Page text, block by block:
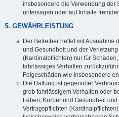
insbesondere die Verwendung der
untersagen oder auf Inhalte
5. GEWÄHRLEISTUNG
Der Betreiber haftet mit Ausnahme
und Gesundheit und der
(Kardinalpflichten) nur für
fahrlässiges Verhalten
Folgeschäden wie insbesondere
Die Haftung ist gegenüber
grob fahrlässigem Verhalten oder
Leben, Körper und Gesundheit
Vertragspflichten